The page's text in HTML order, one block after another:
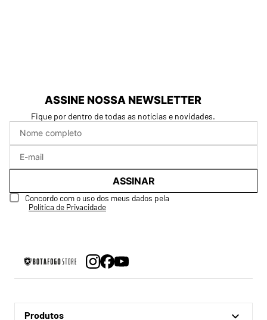
ASSINE NOSSA NEWSLETTER
Fique por dentro de todas as notícias e novidades.
ASSINAR
Concordo com o uso dos meus dados pela
Política de Privacidade
Produtos